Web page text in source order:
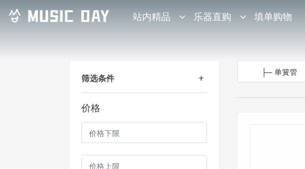
站内精品 乐器直购 填单购物
筛选条件
价格